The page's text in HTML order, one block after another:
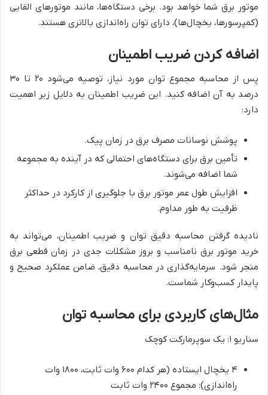
موتور برق شما خواهد بود. برخی دستگاه‌ها، مانند موتورهای القایی
(کمپرسورها، یخچال‌ها)، دارای توان راه‌اندازی بالاتری هستند.
اضافه کردن ضریب اطمینان
پس از محاسبه مجموع توان مورد نیاز، توصیه می‌شود ۲۰ تا ۳۰
درصد به آن اضافه کنید. این ضریب اطمینان به دلایل زیر اهمیت
دارد:
پوشش نوسانات مصرف برق در زمان پیک.
تأمین برق برای دستگاه‌های احتمالی که در آینده به مجموعه
شما اضافه می‌شوند.
افزایش طول عمر موتور برق با جلوگیری از کارکرد در حداکثر
ظرفیت به طور مداوم.
نادیده گرفتن محاسبه دقیق توان و ضریب اطمینان، می‌تواند به
خرید موتور برق نامناسب و بروز مشکلات جدی در زمان قطعی برق
منجر شود. سرمایه‌گذاری در محاسبه دقیق، ضامن عملکرد صحیح و
پایدار کسب‌وکار شماست.
مثال‌های کاربردی برای محاسبه توان
سناریو ۱: یک سوپرمارکت کوچک
۴ یخچال ایستاده (هر کدام ۶۰۰ وات ثابت، ۱۸۰۰ وات
راه‌اندازی): مجموع ۲۴۰۰ وات ثابت